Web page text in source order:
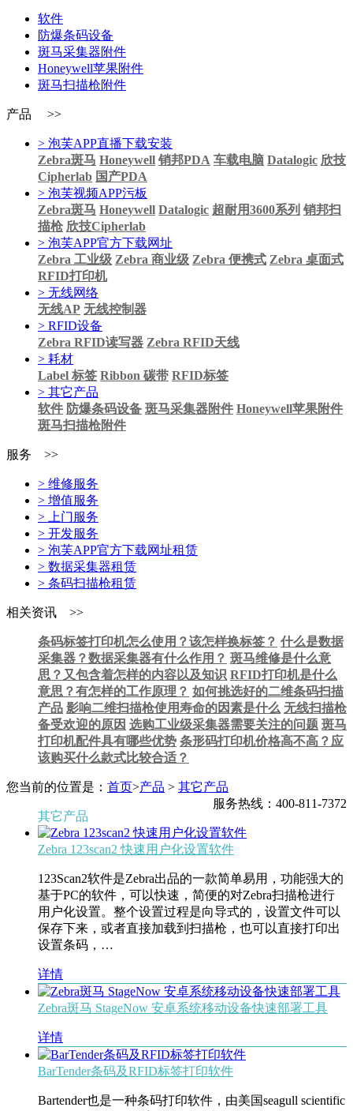
软件
防爆条码设备
斑马采集器附件
Honeywell苹果附件
斑马扫描枪附件
产品 >>
> 泡芙APP直播下载安装
Zebra斑马 Honeywell 销邦PDA 车载电脑 Datalogic 欣技
Cipherlab 国产PDA
> 泡芙视频APP污板
Zebra斑马 Honeywell Datalogic 超耐用3600系列 销邦扫
描枪 欣技Cipherlab
> 泡芙APP官方下载网址
Zebra 工业级 Zebra 商业级 Zebra 便携式 Zebra 桌面式
RFID打印机
> 无线网络
无线AP 无线控制器
> RFID设备
Zebra RFID读写器 Zebra RFID天线
> 耗材
Label 标签 Ribbon 碳带 RFID标签
> 其它产品
软件 防爆条码设备 斑马采集器附件 Honeywell苹果附件
斑马扫描枪附件
服务 >>
> 维修服务
> 增值服务
> 上门服务
> 开发服务
> 泡芙APP官方下载网址租赁
> 数据采集器租赁
> 条码扫描枪租赁
相关资讯 >>
条码标签打印机怎么使用？该怎样换标签？ 什么是数据
采集器？数据采集器有什么作用？ 斑马维修是什么意
思？又包含着怎样的内容以及知识 RFID打印机是什么
意思？有怎样的工作原理？ 如何挑选好的二维条码扫描
产品 影响二维扫描枪使用寿命的因素是什么 无线扫描枪
备受欢迎的原因 选购工业级采集器需要关注的问题 斑马
打印机配件具有哪些优势 条形码打印机价格高不高？应
该购买什么款式比较合适？
您当前的位置是： 首页>产品 > 其它产品
服务热线：400-811-7372
其它产品
Zebra 123scan2 快速用户化设置软件
123Scan2软件是Zebra出品的一款简单易用，功能强大的
基于PC的软件，可以快速，简便的对Zebra扫描枪进行
用户化设置。整个设置过程是向导式的，设置文件可以
保存下来，或者直接加载到扫描枪，也可以直接打印出
设置条码，…
详情
Zebra斑马 StageNow 安卓系统移动设备快速部署工具
详情
BarTender条码及RFID标签打印软件
Bartender也是一种条码打印软件，由美国seagull scientific